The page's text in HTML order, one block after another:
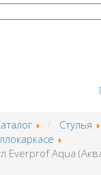
Стулья
Everprof Aqua